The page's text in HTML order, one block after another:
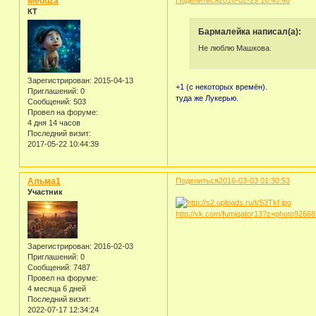
КТ
Зарегистрирован: 2015-04-13
Приглашений: 0
Сообщений: 503
Провел на форуме:
4 дня 14 часов
Последний визит:
2017-05-22 10:44:39
Бармалейка написал(а):
Не люблю Машкова.
+1 (с некоторых времён).
туда же Лукерью.
Поделиться2016-03-03 01:30:53
Альма1
Участник
Зарегистрирован: 2016-02-03
Приглашений: 0
Сообщений: 7487
Провел на форуме:
4 месяца 6 дней
Последний визит:
2022-07-17 12:34:24
http://vk.com/